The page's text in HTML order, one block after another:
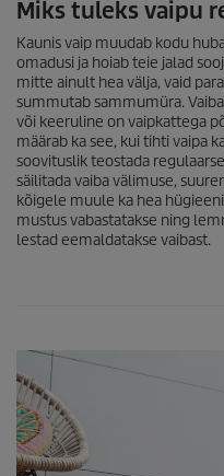
Miks tuleks vaipu
Kaunis vaip muudab kodu
omadusi ja hoiab teie jalad
mitte ainult hea välja, vaid
summutab sammumüra.
või keeruline on vaipkattega
määrab ka see, kui tihti vaipa
soovituslik teostada
säilitada vaiba välimuse,
kõigele muule ka hea
mustus vabastatakse ning
lestad eemaldatakse vaibast.